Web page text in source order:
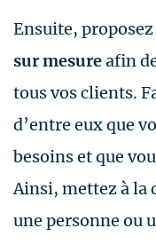
Ensuite, proposez
sur mesureafin
tous vos clients.
d’entre eux que
besoins et que
Ainsi, mettez à la
une personne ou